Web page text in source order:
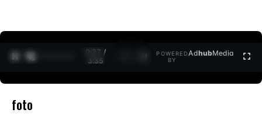
0:27 /
3:35
POWERED
BY
AdhubMedia
foto